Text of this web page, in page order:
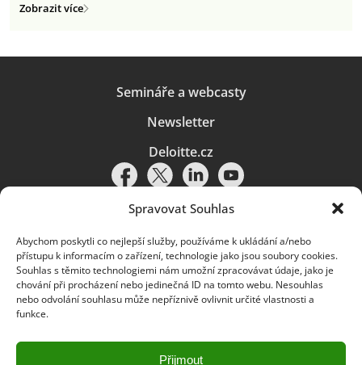
Spravovat Souhlas
Abychom poskytli co nejlepší služby, používáme k ukládání a/nebo
přístupu k informacím o zařízení, technologie jako jsou soubory cookies.
Souhlas s těmito technologiemi nám umožní zpracovávat údaje, jako je
chování při procházení nebo jedinečná ID na tomto webu. Nesouhlas
nebo odvolání souhlasu může nepříznivě ovlivnit určité vlastnosti a
funkce.
Přijmout
Zobrazit více
Semináře a webcasty
Newsletter
Deloitte.cz
Pravidla používání|Ochrana osobních údajů|Soubory cookies |
Deloitte.cz
© 2026. Více informací najdete vPravidlech používání.
Deloitte označuje jednu či více společností globální sítě členských
a přidružené subjekty (souhrnně „organizace Deloitte“). Společnost DTTL
(rovněž označovaná jako „Deloitte Global“) a každá z jejích členských